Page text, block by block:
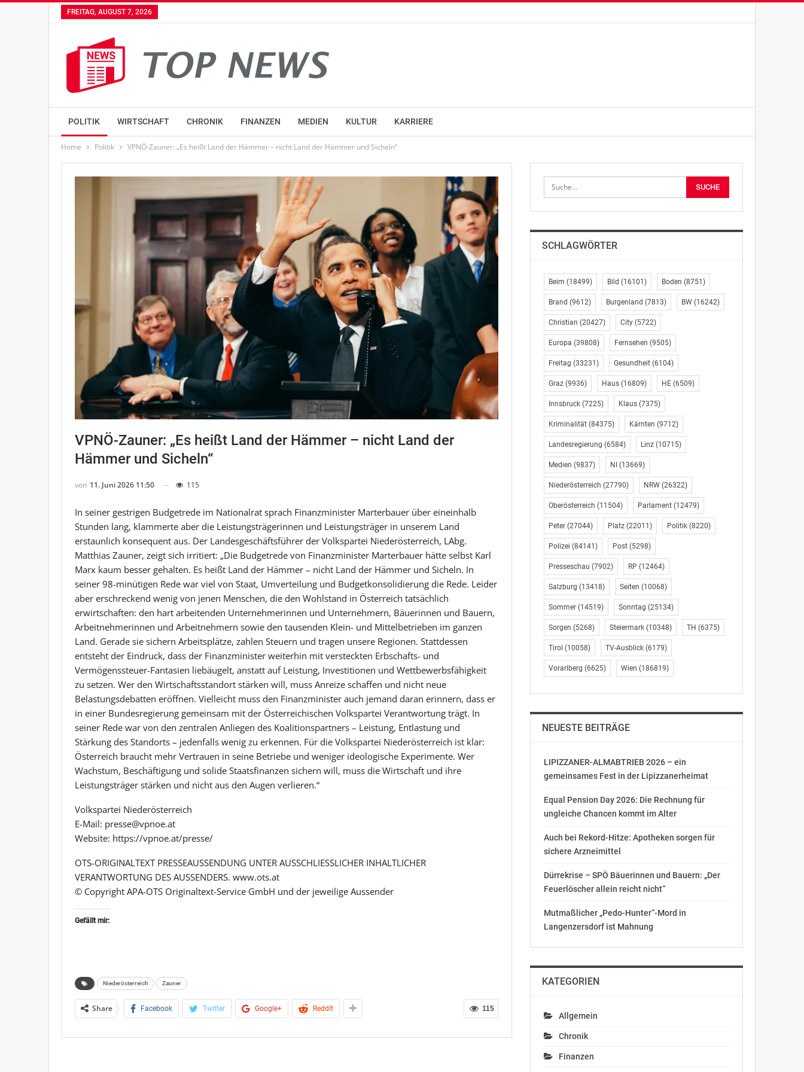
FREITAG, AUGUST 7, 2026
POLITIK WIRTSCHAFT CHRONIK FINANZEN MEDIEN KULTUR KARRIERE
Home Politik VPNÖ-Zauner: „Es heißt Land der Hämmer – nicht Land der Hämmer und Sicheln“
VPNÖ-Zauner: „Es heißt Land der Hämmer – nicht Land der
Hämmer und Sicheln“
von 11. Juni 2026 11:50 115
In seiner gestrigen Budgetrede im Nationalrat sprach Finanzminister Marterbauer über eineinhalb
Stunden lang, klammerte aber die Leistungsträgerinnen und Leistungsträger in unserem Land
erstaunlich konsequent aus. Der Landesgeschäftsführer der Volkspartei Niederösterreich, LAbg.
Matthias Zauner, zeigt sich irritiert: „Die Budgetrede von Finanzminister Marterbauer hätte selbst Karl
Marx kaum besser gehalten. Es heißt Land der Hämmer – nicht Land der Hämmer und Sicheln. In
seiner 98-minütigen Rede war viel von Staat, Umverteilung und Budgetkonsolidierung die Rede. Leider
aber erschreckend wenig von jenen Menschen, die den Wohlstand in Österreich tatsächlich
erwirtschaften: den hart arbeitenden Unternehmerinnen und Unternehmern, Bäuerinnen und Bauern,
Arbeitnehmerinnen und Arbeitnehmern sowie den tausenden Klein- und Mittelbetrieben im ganzen
Land. Gerade sie sichern Arbeitsplätze, zahlen Steuern und tragen unsere Regionen. Stattdessen
entsteht der Eindruck, dass der Finanzminister weiterhin mit versteckten Erbschafts- und
Vermögenssteuer-Fantasien liebäugelt, anstatt auf Leistung, Investitionen und Wettbewerbsfähigkeit
zu setzen. Wer den Wirtschaftsstandort stärken will, muss Anreize schaffen und nicht neue
Belastungsdebatten eröffnen. Vielleicht muss den Finanzminister auch jemand daran erinnern, dass er
in einer Bundesregierung gemeinsam mit der Österreichischen Volkspartei Verantwortung trägt. In
seiner Rede war von den zentralen Anliegen des Koalitionspartners – Leistung, Entlastung und
Stärkung des Standorts – jedenfalls wenig zu erkennen. Für die Volkspartei Niederösterreich ist klar:
Österreich braucht mehr Vertrauen in seine Betriebe und weniger ideologische Experimente. Wer
Wachstum, Beschäftigung und solide Staatsfinanzen sichern will, muss die Wirtschaft und ihre
Leistungsträger stärken und nicht aus den Augen verlieren.“
Volkspartei Niederösterreich
E-Mail: presse@vpnoe.at
Website: https://vpnoe.at/presse/
OTS-ORIGINALTEXT PRESSEAUSSENDUNG UNTER AUSSCHLIESSLICHER INHALTLICHER
VERANTWORTUNG DES AUSSENDERS. www.ots.at
© Copyright APA-OTS Originaltext-Service GmbH und der jeweilige Aussender
Gefällt mir:
Niederösterreich Zauner
115
Share Facebook Twitter Google+ ReddIt
SCHLAGWÖRTER
Beim (18499) Bild (16101) Boden (8751)
Brand (9612) Burgenland (7813) BW(16242)
Christian (20427) City(5722)
Europa (39808) Fernsehen (9505)
Freitag (33231) Gesundheit(6104)
Graz(9936) Haus(16809) HE(6509)
Innsbruck(7225) Klaus(7375)
Kriminalität(84375) Kärnten (9712)
Landesregierung (6584) Linz(10715)
Medien (9837) NI (13669)
Niederösterreich (27790) NRW(26322)
Oberösterreich (11504) Parlament(12479)
Peter(27044) Platz(22011) Politik(8220)
Polizei (84141) Post(5298)
Presseschau (7902) RP (12464)
Salzburg (13418) Seiten (10068)
Sommer(14519) Sonntag (25134)
Sorgen (5268) Steiermark(10348) TH (6375)
Tirol (10058) TV-Ausblick(6179)
Vorarlberg (6625) Wien (186819)
NEUESTE BEITRÄGE
LIPIZZANER-ALMABTRIEB 2026 – ein
gemeinsames Fest in der Lipizzanerheimat
Equal Pension Day 2026: Die Rechnung für
ungleiche Chancen kommt im Alter
Auch bei Rekord-Hitze: Apotheken sorgen für
sichere Arzneimittel
Dürrekrise – SPÖ Bäuerinnen und Bauern: „Der
Feuerlöscher allein reicht nicht“
Mutmaßlicher „Pedo-Hunter“-Mord in
Langenzersdorf ist Mahnung
KATEGORIEN
Allgemein
Chronik
Finanzen